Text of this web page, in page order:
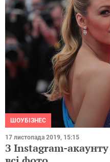
ШОУБІЗНЕС
17 листопада 2019, 15:15
З Instagram-